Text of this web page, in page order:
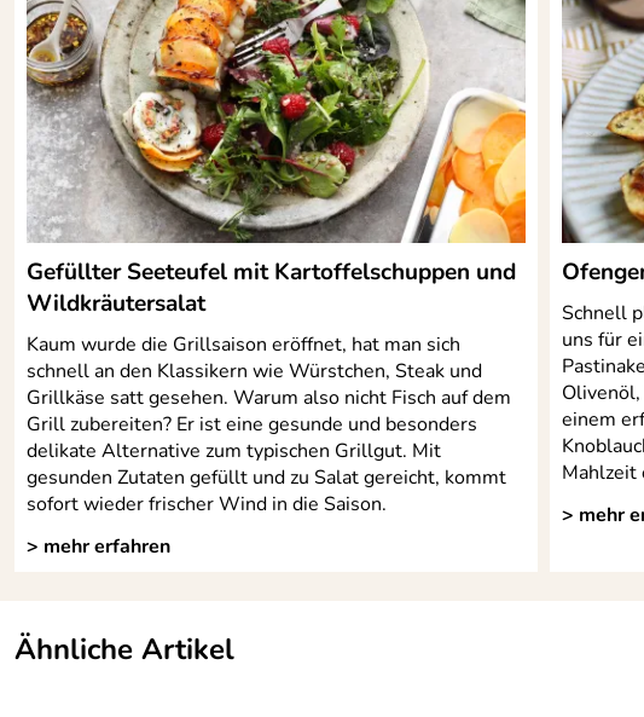
Gefüllter Seeteufel mit Kartoffelschuppen und
Wildkräutersalat
Kaum wurde die Grillsaison eröffnet, hat man sich
schnell an den Klassikern wie Würstchen, Steak und
Grillkäse satt gesehen. Warum also nicht Fisch auf dem
Grill zubereiten? Er ist eine gesunde und besonders
delikate Alternative zum typischen Grillgut. Mit
gesunden Zutaten gefüllt und zu Salat gereicht, kommt
sofort wieder frischer Wind in die Saison.
> mehr erfahren
Schnell
uns für
einem
Mahlzeit
> mehr
Ähnliche Artikel